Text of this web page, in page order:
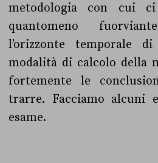
metodologia con cui
quantomeno
l’orizzonte temporale
modalità di calcolo della
fortemente le
trarre. Facciamo alcuni
esame.